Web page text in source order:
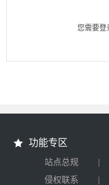
您需要
功能专区
站点总规 |
侵权联系
|